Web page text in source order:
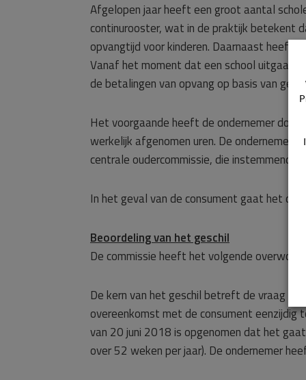
Afgelopen jaar heeft een groot aantal
continurooster, wat in de praktijk betekent
opvangtijd voor kinderen. Daarnaast heeft
Vanaf het moment dat een school uitgaat
de betalingen van opvang op basis van
Het voorgaande heeft de ondernemer doen
werkelijk afgenomen uren. De ondernemer
centrale oudercommissie, die instemmend
In het geval van de consument gaat het om
Beoordeling van het geschil
De commissie heeft het volgende overwogen.
De kern van het geschil betreft de vraag of
overeenkomst met de consument eenzijdig
van 20 juni 2018 is opgenomen dat het
over 52 weken per jaar). De ondernemer